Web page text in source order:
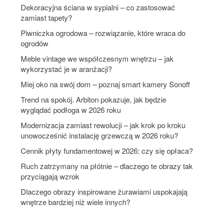
Dekoracyjna ściana w sypialni – co zastosować
zamiast tapety?
Piwniczka ogrodowa – rozwiązanie, które wraca do
ogrodów
Meble vintage we współczesnym wnętrzu – jak
wykorzystać je w aranżacji?
Miej oko na swój dom – poznaj smart kamery Sonoff
Trend na spokój. Arbiton pokazuje, jak będzie
wyglądać podłoga w 2026 roku
Modernizacja zamiast rewolucji – jak krok po kroku
unowocześnić instalację grzewczą w 2026 roku?
Cennik płyty fundamentowej w 2026: czy się opłaca?
Ruch zatrzymany na płótnie – dlaczego te obrazy tak
przyciągają wzrok
Dlaczego obrazy inspirowane żurawiami uspokajają
wnętrze bardziej niż wiele innych?